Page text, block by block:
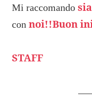
Mi raccomando
con noi!!Buon
STAFF